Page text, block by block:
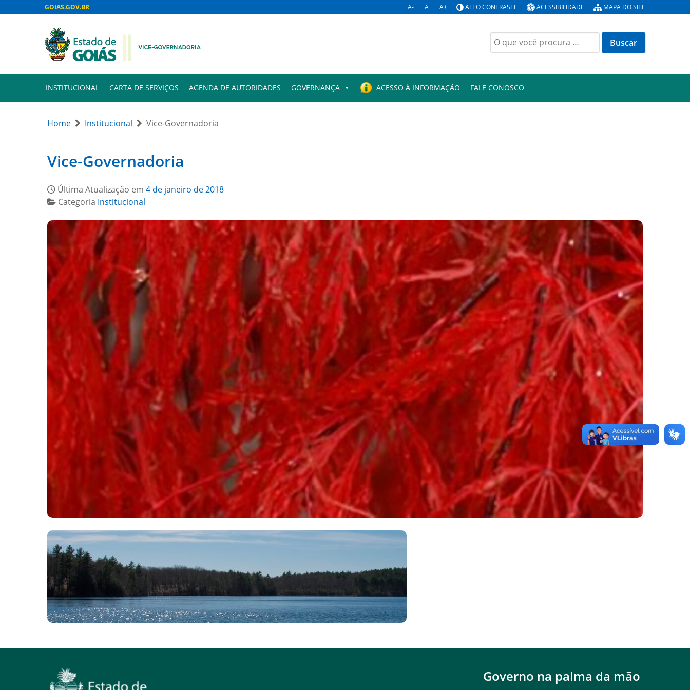
GOIAS.GOV.BR A- A A+ ALTO CONTRASTE ACESSIBILIDADE MAPA DO SITE
Buscar
por:
INSTITUCIONAL CARTA DE SERVIÇOS AGENDA DE AUTORIDADES GOVERNANÇA ACESSO À INFORMAÇÃO FALE CONOSCO
Home Institucional Vice-Governadoria
Vice-Governadoria
Última Atualização em 4 de janeiro de 2018
Categoria Institucional
Governo na palma da mão